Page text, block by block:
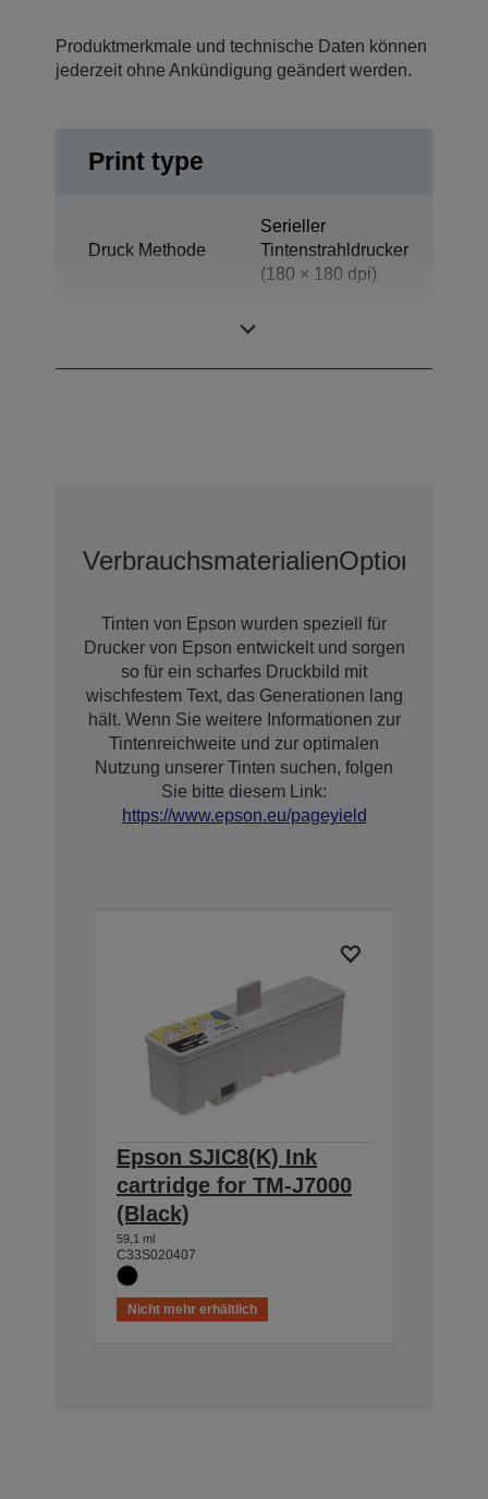
Produktmerkmale und technische Daten können
jederzeit ohne Ankündigung geändert werden.
Print type
Druck Methode
Serieller
Tintenstrahldrucker
(180 × 180 dpi)
VerbrauchsmaterialienOptionen
Tinten von Epson wurden speziell für
Drucker von Epson entwickelt und sorgen
so für ein scharfes Druckbild mit
wischfestem Text, das Generationen lang
hält. Wenn Sie weitere Informationen zur
Tintenreichweite und zur optimalen
Nutzung unserer Tinten suchen, folgen
Sie bitte diesem Link:
https://www.epson.eu/pageyield
Epson SJIC8(K) Ink
cartridge for TM-J7000
(Black)
59,1 ml
C33S020407
Nicht mehr erhältlich